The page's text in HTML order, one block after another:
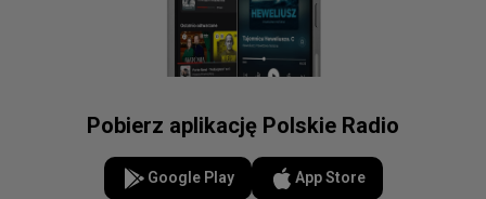
Pobierz aplikację Polskie Radio
Google Play App Store